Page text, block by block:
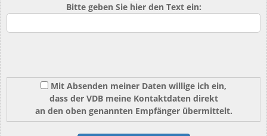
Bitte geben Sie hier den Text ein:
Mit Absenden meiner Daten willige ich ein,
dass der VDB meine Kontaktdaten direkt
an den oben genannten Empfänger übermittelt.